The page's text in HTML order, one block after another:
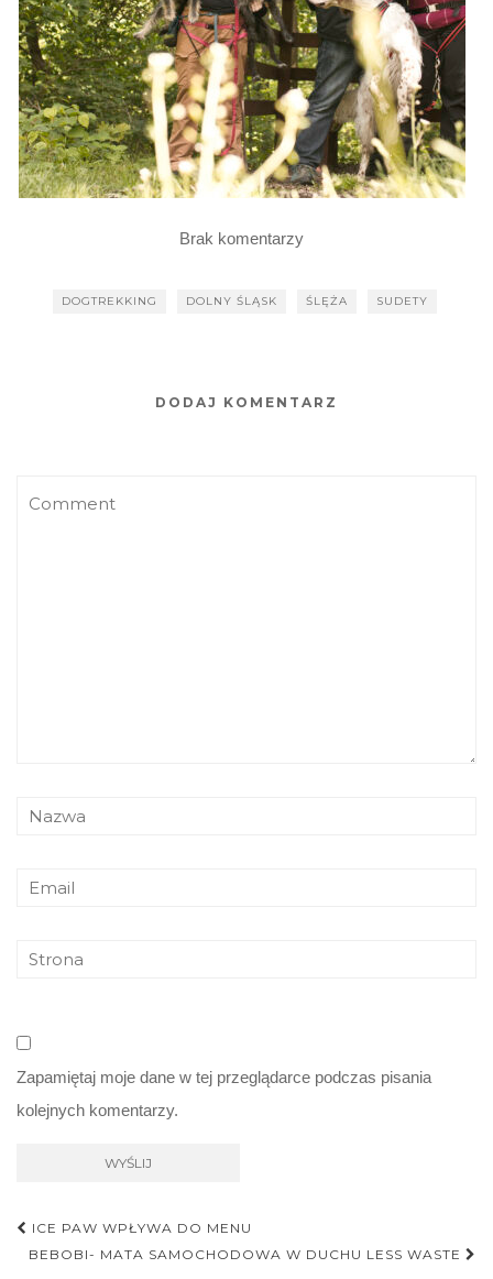
Brak komentarzy
DOGTREKKING DOLNY ŚLĄSK ŚLĘŻA SUDETY
DODAJ KOMENTARZ
Zapamiętaj moje dane w tej przeglądarce podczas pisania
kolejnych komentarzy.
Nawigacja
postu
ICE PAW WPŁYWA DO MENU
BEBOBI- MATA SAMOCHODOWA W DUCHU LESS WASTE